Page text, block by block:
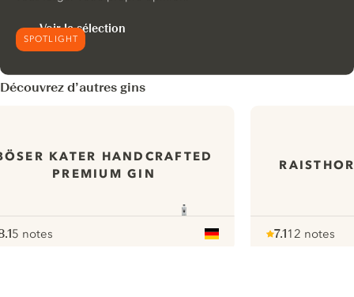
SPOTLIGHT
Voir la sélection
Découvrez d’autres gins
KATER HANDCRAFTED
PREMIUM GIN
5 notes
7.112 notes